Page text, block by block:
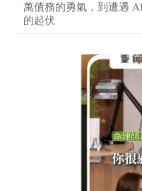
萬債務的勇氣，到遭遇
的起伏